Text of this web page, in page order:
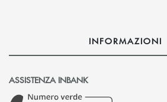
INFORMAZIONI
ASSISTENZA INBANK